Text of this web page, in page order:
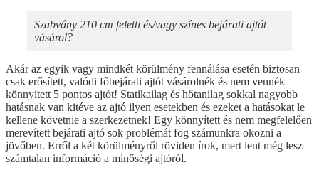
Szabvány 210 cm feletti és/vagy színes bejárati ajtót
vásárol?
Akár az egyik vagy mindkét körülmény fennálása esetén biztosan
csak erősített, valódi főbejárati ajtót vásárolnék és nem vennék
könnyített 5 pontos ajtót! Statikailag és hőtanilag sokkal nagyobb
hatásnak van kitéve az ajtó ilyen esetekben és ezeket a hatásokat le
kellene követnie a szerkezetnek! Egy könnyített és nem megfelelően
merevített bejárati ajtó sok problémát fog számunkra okozni a
jövőben. Erről a két körülményről röviden írok, mert lent még lesz
számtalan információ a minőségi ajtóról.